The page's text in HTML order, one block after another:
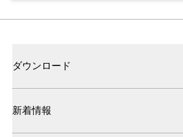
ダウンロード
新着情報